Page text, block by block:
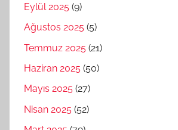
Eylül 2025 (9)
Ağustos 2025 (5)
Temmuz 2025 (21)
Haziran 2025 (50)
Mayıs 2025 (27)
Nisan 2025 (52)